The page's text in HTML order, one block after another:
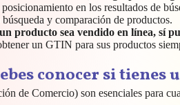
en los resultados de
y comparación de productos.
producto sea vendido en línea, sí
un GTIN para sus productos
conocer si
de Comercio) son esenciales para